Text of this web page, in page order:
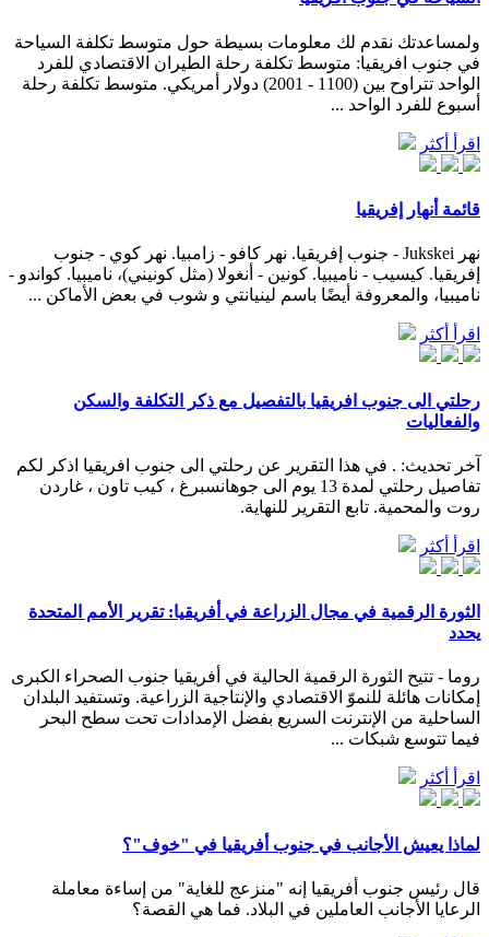
ولمساعدتك نقدم لك معلومات بسيطة حول متوسط تكلفة السياحة
في جنوب افريقيا: متوسط تكلفة رحلة الطيران الاقتصادي للفرد
الواحد تتراوح بين (1100 - 2001) دولار أمريكي. متوسط تكلفة رحلة
أسبوع للفرد الواحد ...
اقرأ أكثر
قائمة أنهار إفريقيا
نهر Jukskei - جنوب إفريقيا. نهر كافو - زامبيا. نهر كوي - جنوب
إفريقيا. كيسيب - ناميبيا. كونين - أنغولا (مثل كونيني)، ناميبيا. كواندو -
ناميبيا، والمعروفة أيضًا باسم لينيانتي و شوب في بعض الأماكن ...
اقرأ أكثر
رحلتي الى جنوب افريقيا بالتفصيل مع ذكر التكلفة والسكن
والفعاليات
آخر تحديث: . في هذا التقرير عن رحلتي الى جنوب افريقيا اذكر لكم
تفاصيل رحلتي لمدة 13 يوم الى جوهانسبرغ ، كيب تاون ، غاردن
روت والمحمية. تابع التقرير للنهاية.
اقرأ أكثر
الثورة الرقمية في مجال الزراعة في أفريقيا: تقرير الأمم المتحدة
يحدد
روما - تتيح الثورة الرقمية الحالية في أفريقيا جنوب الصحراء الكبرى
إمكانات هائلة للنموّ الاقتصادي والإنتاجية الزراعية. وتستفيد البلدان
الساحلية من الإنترنت السريع بفضل الإمدادات تحت سطح البحر
فيما تتوسع شبكات ...
اقرأ أكثر
لماذا يعيش الأجانب في جنوب أفريقيا في "خوف"؟
قال رئيس جنوب أفريقيا إنه "منزعج للغاية" من إساءة معاملة
الرعايا الأجانب العاملين في البلاد. فما هي القصة؟